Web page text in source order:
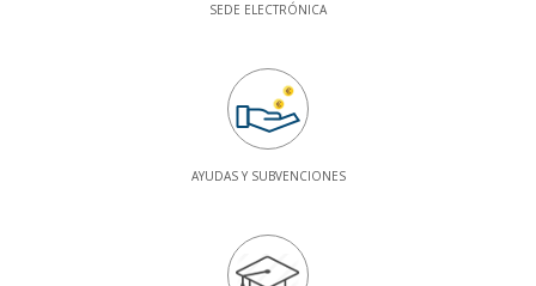
SEDE ELECTRÓNICA
AYUDAS Y SUBVENCIONES